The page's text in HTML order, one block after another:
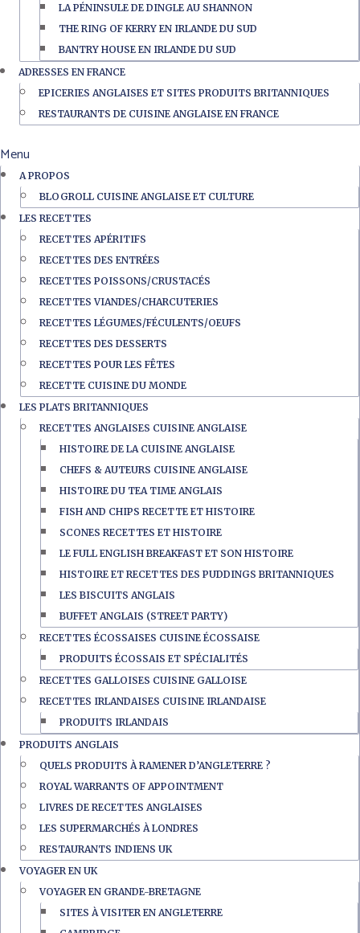
LA PÉNINSULE DE DINGLE AU SHANNON
THE RING OF KERRY EN IRLANDE DU SUD
BANTRY HOUSE EN IRLANDE DU SUD
ADRESSES EN FRANCE
EPICERIES ANGLAISES ET SITES PRODUITS BRITANNIQUES
RESTAURANTS DE CUISINE ANGLAISE EN FRANCE
Menu
A PROPOS
BLOGROLL CUISINE ANGLAISE ET CULTURE
LES RECETTES
RECETTES APÉRITIFS
RECETTES DES ENTRÉES
RECETTES POISSONS/CRUSTACÉS
RECETTES VIANDES/CHARCUTERIES
RECETTES LÉGUMES/FÉCULENTS/OEUFS
RECETTES DES DESSERTS
RECETTES POUR LES FÊTES
RECETTE CUISINE DU MONDE
LES PLATS BRITANNIQUES
RECETTES ANGLAISES CUISINE ANGLAISE
HISTOIRE DE LA CUISINE ANGLAISE
CHEFS & AUTEURS CUISINE ANGLAISE
HISTOIRE DU TEA TIME ANGLAIS
FISH AND CHIPS RECETTE ET HISTOIRE
SCONES RECETTES ET HISTOIRE
LE FULL ENGLISH BREAKFAST ET SON HISTOIRE
HISTOIRE ET RECETTES DES PUDDINGS BRITANNIQUES
LES BISCUITS ANGLAIS
BUFFET ANGLAIS (STREET PARTY)
RECETTES ÉCOSSAISES CUISINE ÉCOSSAISE
PRODUITS ÉCOSSAIS ET SPÉCIALITÉS
RECETTES GALLOISES CUISINE GALLOISE
RECETTES IRLANDAISES CUISINE IRLANDAISE
PRODUITS IRLANDAIS
PRODUITS ANGLAIS
QUELS PRODUITS À RAMENER D’ANGLETERRE ?
ROYAL WARRANTS OF APPOINTMENT
LIVRES DE RECETTES ANGLAISES
LES SUPERMARCHÉS À LONDRES
RESTAURANTS INDIENS UK
VOYAGER EN UK
VOYAGER EN GRANDE-BRETAGNE
SITES À VISITER EN ANGLETERRE